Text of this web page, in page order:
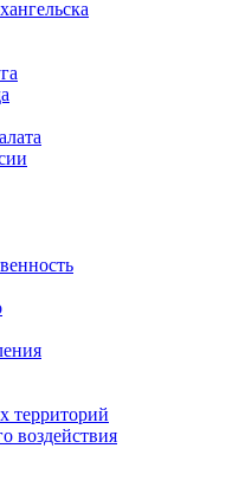
территорий
воздействия